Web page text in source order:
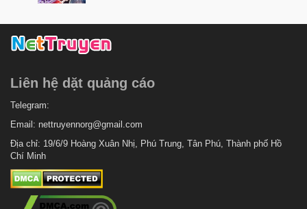
Chapter 55
Chapter 53 6 tháng trước
Chapter 52
Chapter 51
Chapter 50 6 tháng trước
Chapter 49
Chapter 48
Liên hệ dặt quảng cáo
Telegram:
Email: nettruyennorg@gmail.com
Địa chỉ: 19/6/9 Hoàng Xuân Nhị, Phú Trung, Tân Phú, Thành phố Hồ
Chí Minh